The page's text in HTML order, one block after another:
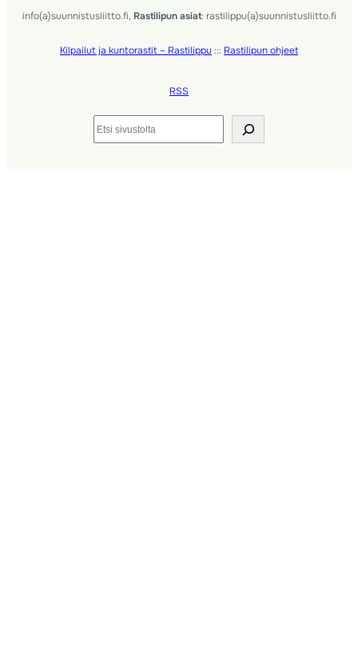
info(a)suunnistusliitto.fi, Rastilipun asiat: rastilippu(a)suunnistusliitto.fi
Kilpailut ja kuntorastit – Rastilippu ::: Rastilipun ohjeet
RSS
Etsi